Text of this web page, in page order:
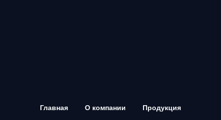
Главная О компании Продукция